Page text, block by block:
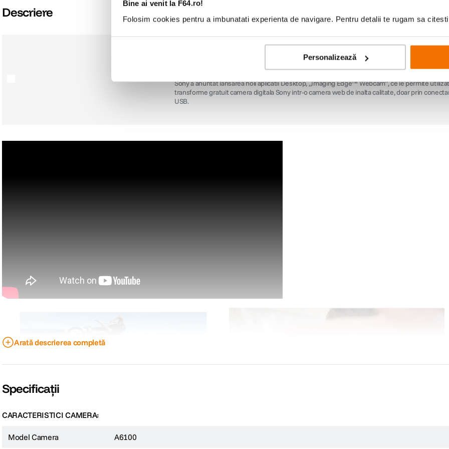
Bine ai venit la F64.ro!
Folosim cookies pentru a imbunatati experienta de navigare. Pentru detalii te rugam sa citesti
Personalizează
Descriere
Sony anunta o noua solutie pentru apeluri video si transmisiuni live
inalta calitate, compatibila cu 35 de modele de camere foto Sony
Sony a anuntat lansarea noii aplicatii Desktop, „Imaging Edge™ Webcam”, ce le permite
transforme gratuit camera digitala Sony intr-o camera web de inalta calitate, doar prin
USB.
Arată descrierea completă
Specificații
CARACTERISTICI CAMERA:
Model Camera A6100